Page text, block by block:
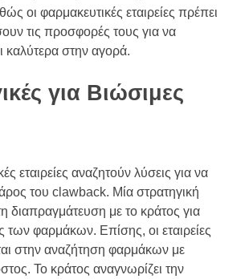
οι φαρμακευτικές εταιρείες πρέπει
τις προσφορές τους για να
καλύτερα στην αγορά.
για Βιώσιμες
εταιρείες αναζητούν λύσεις για να
του clawback. Μία στρατηγική
διαπραγμάτευση με το κράτος για
των φαρμάκων. Επίσης, οι εταιρείες
στην αναζήτηση φαρμάκων με
Το κράτος αναγνωρίζει την